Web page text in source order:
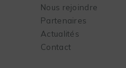
Nous rejoindre
Partenaires
Actualités
Contact